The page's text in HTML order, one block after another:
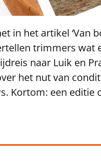
in het artikel ‘Van
trimmers wat
naar Luik en
het nut van
Kortom: een editie